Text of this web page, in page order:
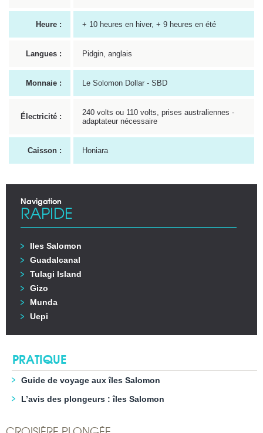
Heure : + 10 heures en hiver, + 9 heures en été
Langues : Pidgin, anglais
Monnaie : Le Solomon Dollar - SBD
Électricité :
240 volts ou 110 volts, prises australiennes -
adaptateur nécessaire
Caisson : Honiara
Navigation
RAPIDE
Iles Salomon
Guadalcanal
Tulagi Island
Gizo
Munda
Uepi
PRATIQUE
Guide de voyage aux îles Salomon
L’avis des plongeurs : îles Salomon